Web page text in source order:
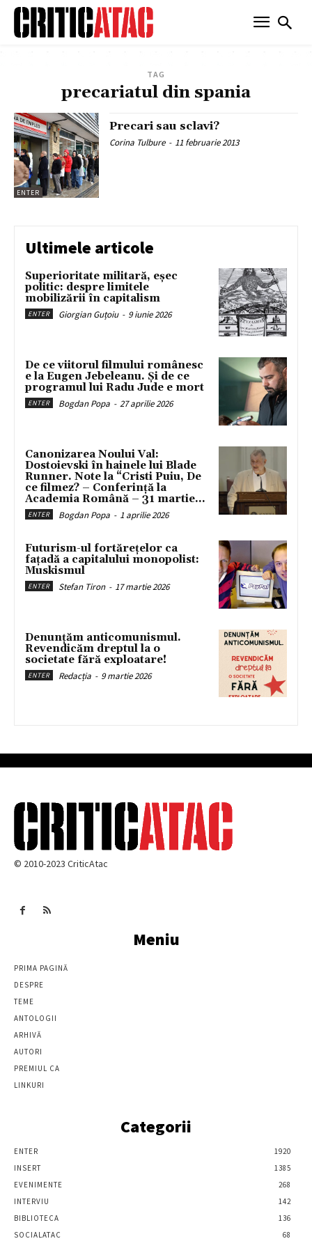
TAG
precariatul din spania
ENTER
Precari sau sclavi?
Corina Tulbure - 11 februarie 2013
Ultimele articole
Superioritate militară, eșec
politic: despre limitele
mobilizării în capitalism
ENTER Giorgian Guțoiu - 9 iunie 2026
De ce viitorul filmului românesc
e la Eugen Jebeleanu. Și de ce
programul lui Radu Jude e mort
ENTER Bogdan Popa - 27 aprilie 2026
Canonizarea Noului Val:
Dostoievski în hainele lui Blade
Runner. Note la “Cristi Puiu, De
ce filmez? – Conferință la
Academia Română – 31 martie...
ENTER Bogdan Popa - 1 aprilie 2026
Futurism-ul fortărețelor ca
fațadă a capitalului monopolist:
Muskismul
ENTER Stefan Tiron - 17 martie 2026
Denunțăm anticomunismul.
Revendicăm dreptul la o
societate fără exploatare!
ENTER Redacția - 9 martie 2026
© 2010-2023 CriticAtac
Meniu
PRIMA PAGINĂ
DESPRE
TEME
ANTOLOGII
ARHIVĂ
AUTORI
PREMIUL CA
LINKURI
Categorii
ENTER
1920
INSERT
1385
EVENIMENTE
268
INTERVIU
142
BIBLIOTECA
136
SOCIALATAC
68